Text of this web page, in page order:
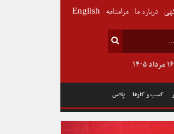
کسب و کارها پلاس
درباره ما مرامنامه English